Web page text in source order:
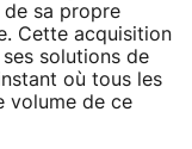
de sa propre
Cette acquisition
solutions de
où tous les
volume de ce